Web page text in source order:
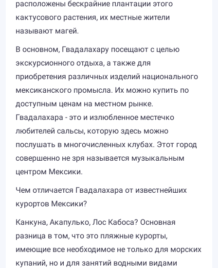
расположены бескрайние плантации этого
кактусового растения, их местные жители
называют магей.
В основном, Гвадалахару посещают с целью
экскурсионного отдыха, а также для
приобретения различных изделий национального
мексиканского промысла. Их можно купить по
доступным ценам на местном рынке.
Гвадалахара - это и излюбленное местечко
любителей сальсы, которую здесь можно
послушать в многочисленных клубах. Этот город
совершенно не зря называется музыкальным
центром Мексики.
Чем отличается Гвадалахара от известнейших
курортов Мексики?
Канкуна, Акапулько, Лос Кабоса? Основная
разница в том, что это пляжные курорты,
имеющие все необходимое не только для морских
купаний, но и для занятий водными видами